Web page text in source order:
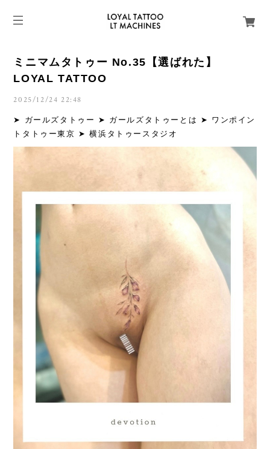
ミニマムタトゥー No.35【選ばれた】
LOYAL TATTOO
2025/12/24 22:48
➤ ガールズタトゥー ➤ ガールズタトゥーとは ➤ ワンポイン
トタトゥー東京 ➤ 横浜タトゥースタジオ